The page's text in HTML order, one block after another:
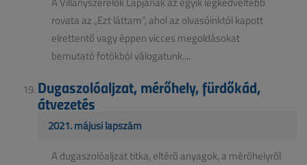
rovata az „Ezt láttam”, ahol az olvasóinktól kapott
elrettentő vagy éppen vicces megoldásokat
bemutató fotókból válogatunk....
Dugaszolóaljzat, mérőhely, fürdőkád,
átvezetés
2021. májusi lapszám
A dugaszolóaljzat titka, eltérő anyagok, a mérőhelyről